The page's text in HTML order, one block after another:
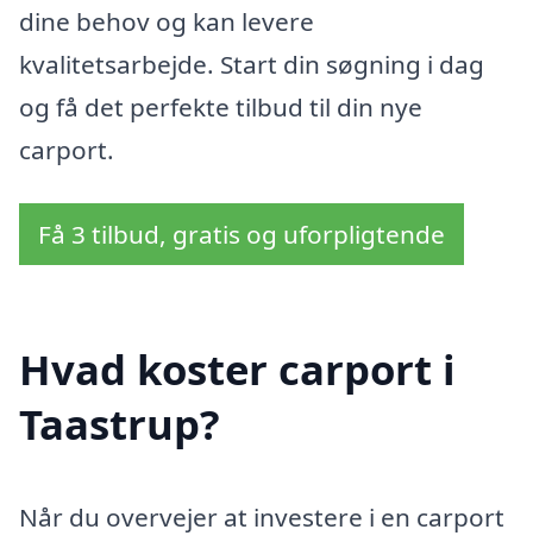
dine behov og kan levere
kvalitetsarbejde. Start din søgning i dag
og få det perfekte tilbud til din nye
carport.
Få 3 tilbud, gratis og uforpligtende
Hvad koster carport i
Taastrup?
Når du overvejer at investere i en carport